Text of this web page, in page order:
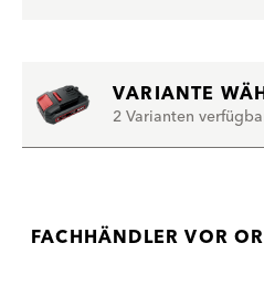
VARIANTE
2 Varianten
FACHHÄNDLER VOR